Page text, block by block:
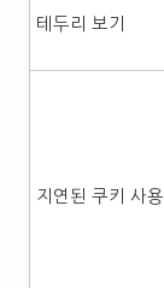
테두리 보기
지연된 쿠키 사용